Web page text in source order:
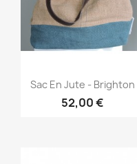
Aperçu rapide
Sac En Jute - Brighton
52,00 €